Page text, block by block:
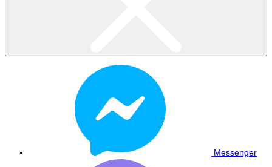
Messenger